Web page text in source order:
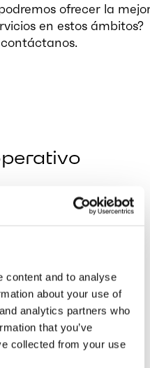
content and to analyse
about your use of
analytics partners who
that you’ve
collected from your use
ofrecer la
en estos ámbitos?